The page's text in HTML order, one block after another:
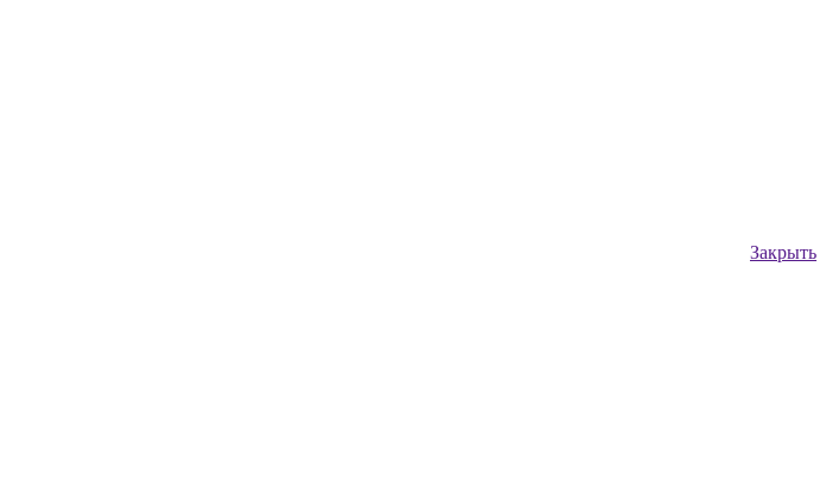
Закрыть